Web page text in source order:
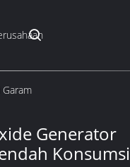
Generator
Konsumsi